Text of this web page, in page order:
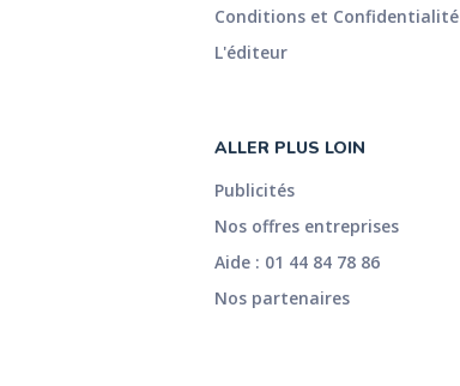
Conditions et Confidentialité
L'éditeur
ALLER PLUS LOIN
Publicités
Nos offres entreprises
Aide : 01 44 84 78 86
Nos partenaires